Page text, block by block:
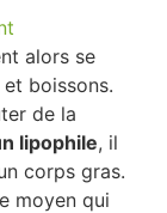
alors se
boissons.
de la
lipophile, il
corps gras.
moyen qui